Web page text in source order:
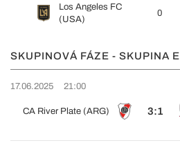
Los Angeles FC
(USA)
0
SKUPINOVÁ FÁZE - SKUPINA E
17.06.2025 21:00
CA River Plate (ARG) 3:1